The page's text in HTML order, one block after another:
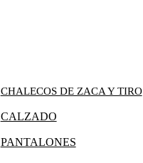
CHALECOS DE ZACA Y TIRO
CALZADO
PANTALONES